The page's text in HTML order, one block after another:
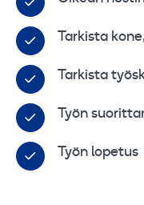
Tarkista
Tarkista
Työn
Työn lopetus